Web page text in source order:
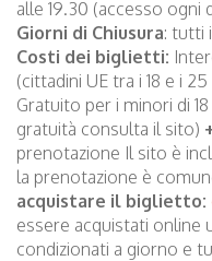
alle 19.30 (accesso ogni
Giorni di Chiusura: tutti
Costi dei biglietti:
(cittadini UE tra i 18 e i
Gratuito per i minori di
gratuità consulta il sito)
prenotazione Il sito è
la prenotazione è
acquistare il biglietto:
essere acquistati online
condizionati a giorno e